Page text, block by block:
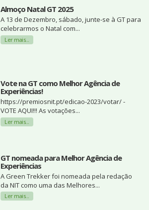
Almoço Natal GT 2025
A 13 de Dezembro, sábado, junte-se à GT para
celebrarmos o Natal com...
Ler mais...
Vote na GT como Melhor Agência de
Experiências!
https://premiosnit.pt/edicao-2023/votar/ -
VOTE AQUI!!! As votações...
Ler mais...
GT nomeada para Melhor Agência de
Experiências
A Green Trekker foi nomeada pela redação
da NIT como uma das Melhores...
Ler mais...